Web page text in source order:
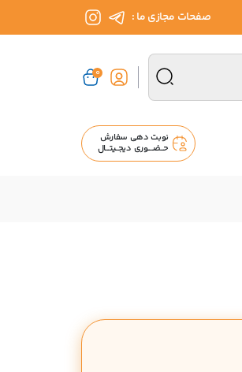
صفحات مجازی ما :
0
نوبت دهی سفارش
حــضــــوری دیجــیتـــال